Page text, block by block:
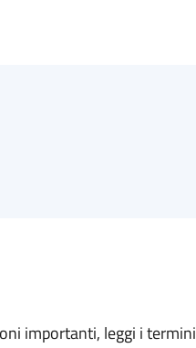
importanti, leggi i termini